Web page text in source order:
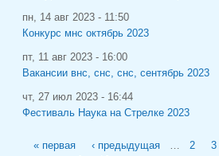
пн, 14 авг 2023 - 11:50
Конкурс мнс октябрь 2023
пт, 11 авг 2023 - 16:00
Вакансии внс, снс, снс, сентябрь 2023
чт, 27 июл 2023 - 16:44
Фестиваль Наука на Стрелке 2023
« первая ‹ предыдущая 2 3